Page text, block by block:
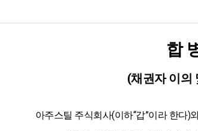
합
(채권자 이의
아주스틸 주식회사(이하“갑”이라 한다)